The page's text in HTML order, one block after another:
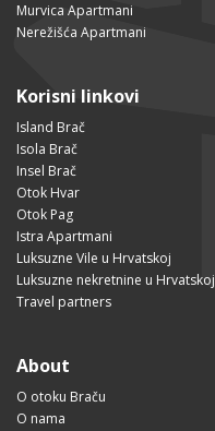
Murvica Apartmani
Nerežišća Apartmani
Korisni linkovi
Island Brač
Isola Brač
Insel Brač
Otok Hvar
Otok Pag
Istra Apartmani
Luksuzne Vile u Hrvatskoj
Luksuzne nekretnine u Hrvatskoj
Travel partners
About
O otoku Braču
O nama